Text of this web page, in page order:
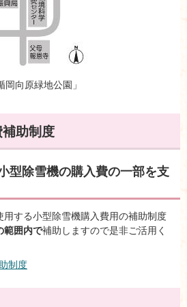
岡向原緑地公園」
助制度
型除雪機の購入費の一部を支
する小型除雪機購入費用の補助制度
範囲内で補助しますので是非ご活用く
制度